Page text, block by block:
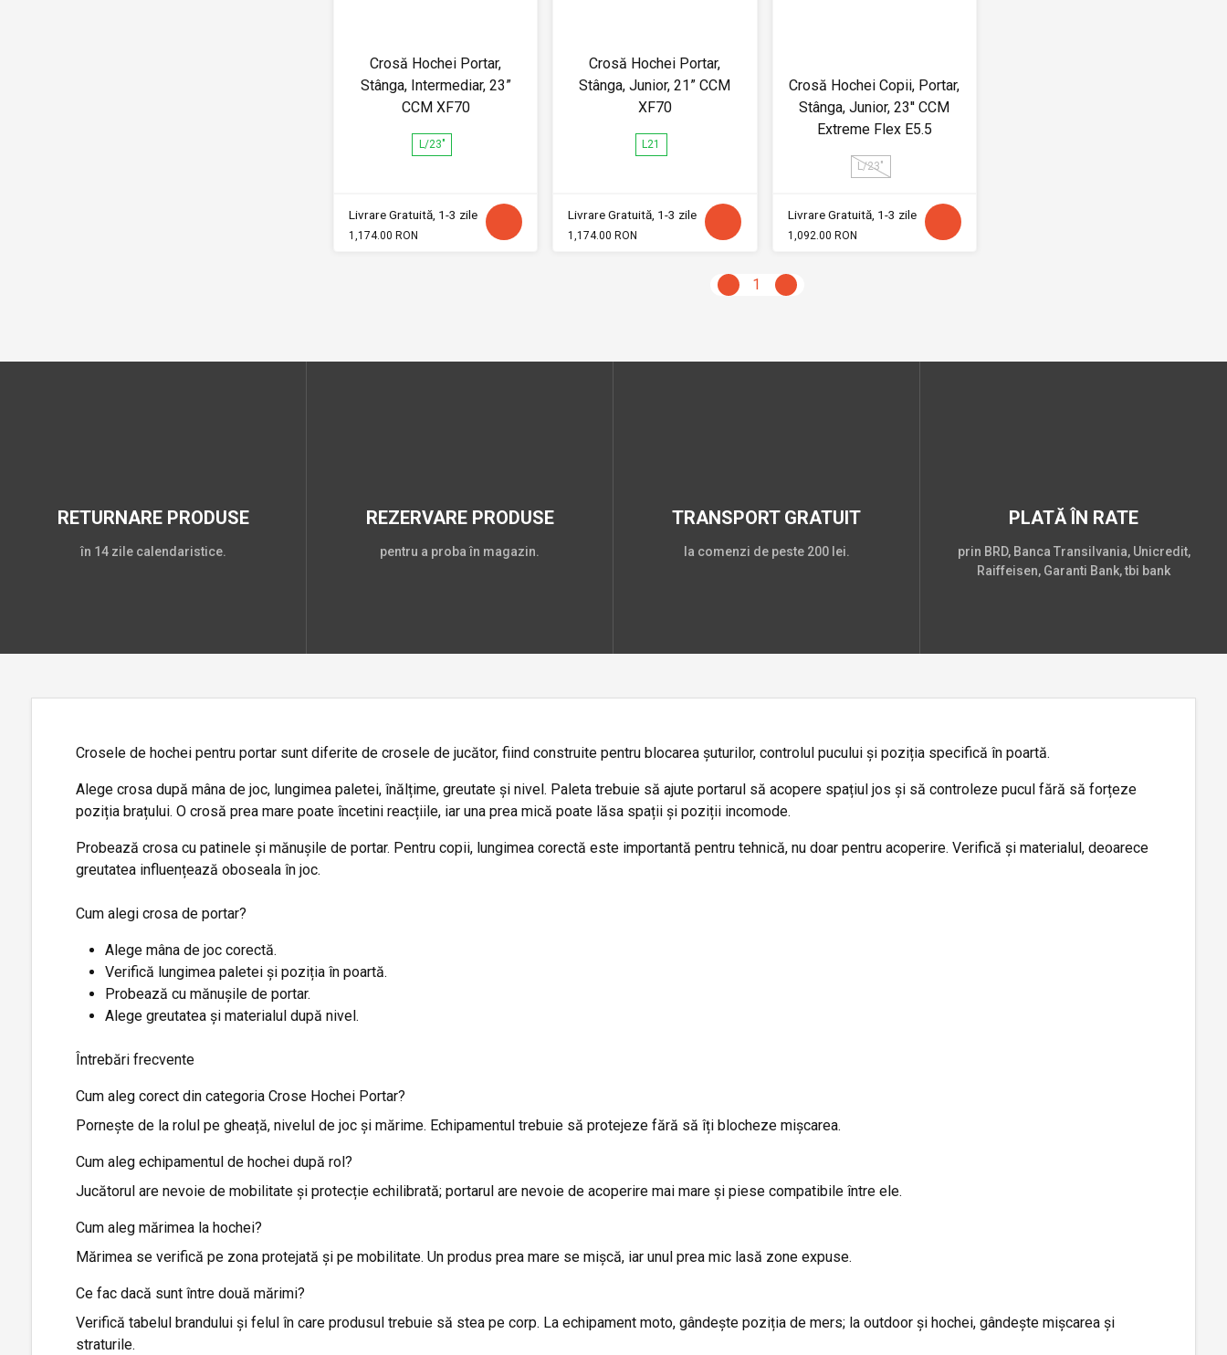
Crosă Hochei Portar,
Stânga, Intermediar, 23”
CCM XF70
L/23"
Livrare Gratuită, 1-3 zile
1,174.00 RON
Crosă Hochei Portar,
Stânga, Junior, 21” CCM
XF70
L21
Livrare Gratuită, 1-3 zile
1,174.00 RON
Crosă Hochei Copii, Portar,
Stânga, Junior, 23'' CCM
Extreme Flex E5.5
L/23"
Livrare Gratuită, 1-3 zile
1,092.00 RON
1
RETURNARE PRODUSE
în 14 zile calendaristice.
REZERVARE PRODUSE
pentru a proba în magazin.
TRANSPORT GRATUIT
la comenzi de peste 200 lei.
PLATĂ ÎN RATE
prin BRD, Banca Transilvania, Unicredit,
Raiffeisen, Garanti Bank, tbi bank
Crosele de hochei pentru portar sunt diferite de crosele de jucător, fiind construite pentru blocarea șuturilor, controlul pucului și poziția specifică în poartă.
Alege crosa după mâna de joc, lungimea paletei, înălțime, greutate și nivel. Paleta trebuie să ajute portarul să acopere spațiul jos și să controleze pucul fără să forțeze
poziția brațului. O crosă prea mare poate încetini reacțiile, iar una prea mică poate lăsa spații și poziții incomode.
Probează crosa cu patinele și mănușile de portar. Pentru copii, lungimea corectă este importantă pentru tehnică, nu doar pentru acoperire. Verifică și materialul, deoarece
greutatea influențează oboseala în joc.
Cum alegi crosa de portar?
Alege mâna de joc corectă.
Verifică lungimea paletei și poziția în poartă.
Probează cu mănușile de portar.
Alege greutatea și materialul după nivel.
Întrebări frecvente
Cum aleg corect din categoria Crose Hochei Portar?
Pornește de la rolul pe gheață, nivelul de joc și mărime. Echipamentul trebuie să protejeze fără să îți blocheze mișcarea.
Cum aleg echipamentul de hochei după rol?
Jucătorul are nevoie de mobilitate și protecție echilibrată; portarul are nevoie de acoperire mai mare și piese compatibile între ele.
Cum aleg mărimea la hochei?
Mărimea se verifică pe zona protejată și pe mobilitate. Un produs prea mare se mișcă, iar unul prea mic lasă zone expuse.
Ce fac dacă sunt între două mărimi?
Verifică tabelul brandului și felul în care produsul trebuie să stea pe corp. La echipament moto, gândește poziția de mers; la outdoor și hochei, gândește mișcarea și
straturile.